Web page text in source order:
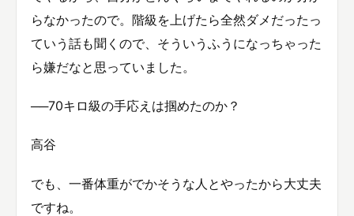
らなかったので。階級を上げたら全然ダメだったっ
ていう話も聞くので、そういうふうになっちゃった
ら嫌だなと思っていました。
──70キロ級の手応えは掴めたのか？
高谷
でも、一番体重がでかそうな人とやったから大丈夫
ですね。